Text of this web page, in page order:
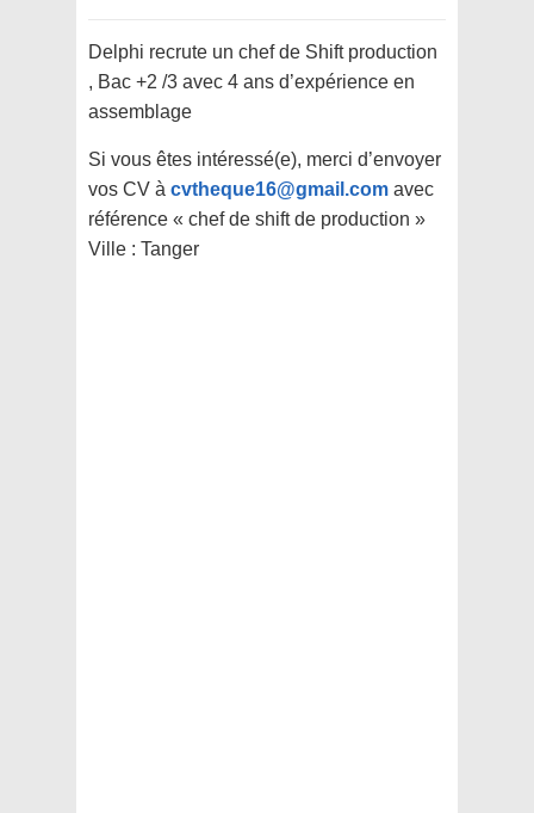
Delphi recrute un chef de Shift production
, Bac +2 /3 avec 4 ans d’expérience en
assemblage
Si vous êtes intéressé(e), merci d’envoyer
vos CV à cvtheque16@gmail.com avec
référence « chef de shift de production »
Ville : Tanger